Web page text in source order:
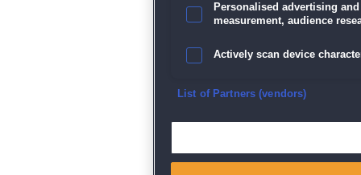
Personalised advertising
measurement, audience
Actively scan device
Ensure security, prevent
List of Partners (vendors)